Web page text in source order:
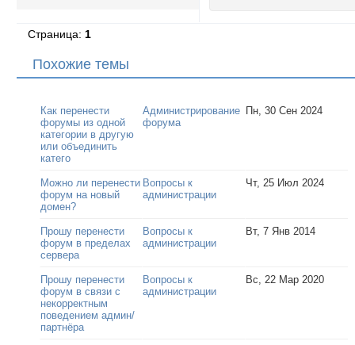
Страница:1
Похожие темы
Как перенести
форумы из одной
категории в другую
или объединить
катего
Администрирование
форума
Пн, 30 Сен 2024
Можно ли перенести
форум на новый
домен?
Вопросы к
администрации
Чт, 25 Июл 2024
Прошу перенести
форум в пределах
сервера
Вопросы к
администрации
Вт, 7 Янв 2014
Прошу перенести
форум в связи с
некорректным
поведением админ/
партнёра
Вопросы к
администрации
Вс, 22 Мар 2020